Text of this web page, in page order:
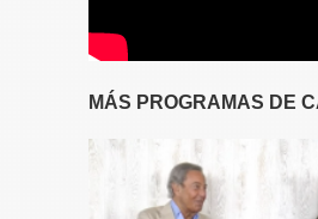
MÁS PROGRAMAS DE